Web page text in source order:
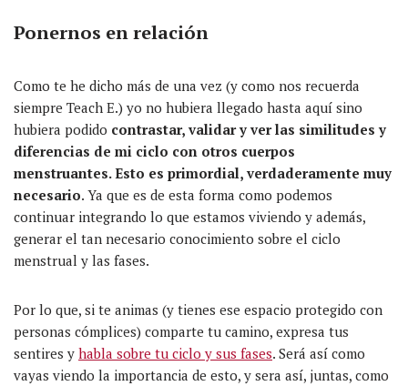
Ponernos en relación
Como te he dicho más de una vez (y como nos recuerda
siempre Teach E.) yo no hubiera llegado hasta aquí sino
hubiera podido contrastar, validar y ver las similitudes y
diferencias de mi ciclo con otros cuerpos
menstruantes. Esto es primordial, verdaderamente muy
necesario. Ya que es de esta forma como podemos
continuar integrando lo que estamos viviendo y además,
generar el tan necesario conocimiento sobre el ciclo
menstrual y las fases.
Por lo que, si te animas (y tienes ese espacio protegido con
personas cómplices) comparte tu camino, expresa tus
sentires y habla sobre tu ciclo y sus fases. Será así como
vayas viendo la importancia de esto, y sera así, juntas, como